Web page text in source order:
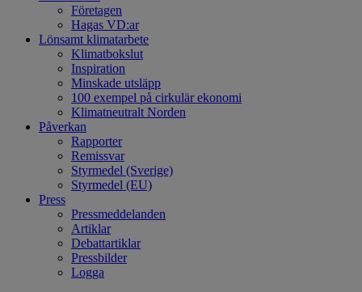
Företagen
Hagas VD:ar
Lönsamt klimatarbete
Klimatbokslut
Inspiration
Minskade utsläpp
100 exempel på cirkulär ekonomi
Klimatneutralt Norden
Påverkan
Rapporter
Remissvar
Styrmedel (Sverige)
Styrmedel (EU)
Press
Pressmeddelanden
Artiklar
Debattartiklar
Pressbilder
Logga